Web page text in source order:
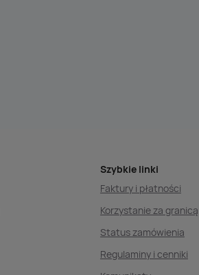
Szybkie linki
Faktury i płatności
Korzystanie za granicą
Status zamówienia
Regulaminy i cenniki